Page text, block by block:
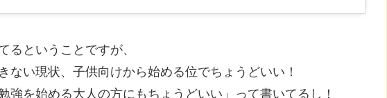
るということですが、
ない現状、子供向けから始める位でちょうどいい！
強を始める大人の方にもちょうどいい」って書いてるし！